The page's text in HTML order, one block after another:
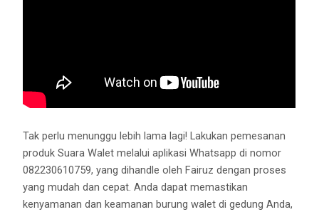
Tak perlu menunggu lebih lama lagi! Lakukan pemesanan
produk Suara Walet melalui aplikasi Whatsapp di nomor
082230610759, yang dihandle oleh Fairuz dengan proses
yang mudah dan cepat. Anda dapat memastikan
kenyamanan dan keamanan burung walet di gedung Anda,